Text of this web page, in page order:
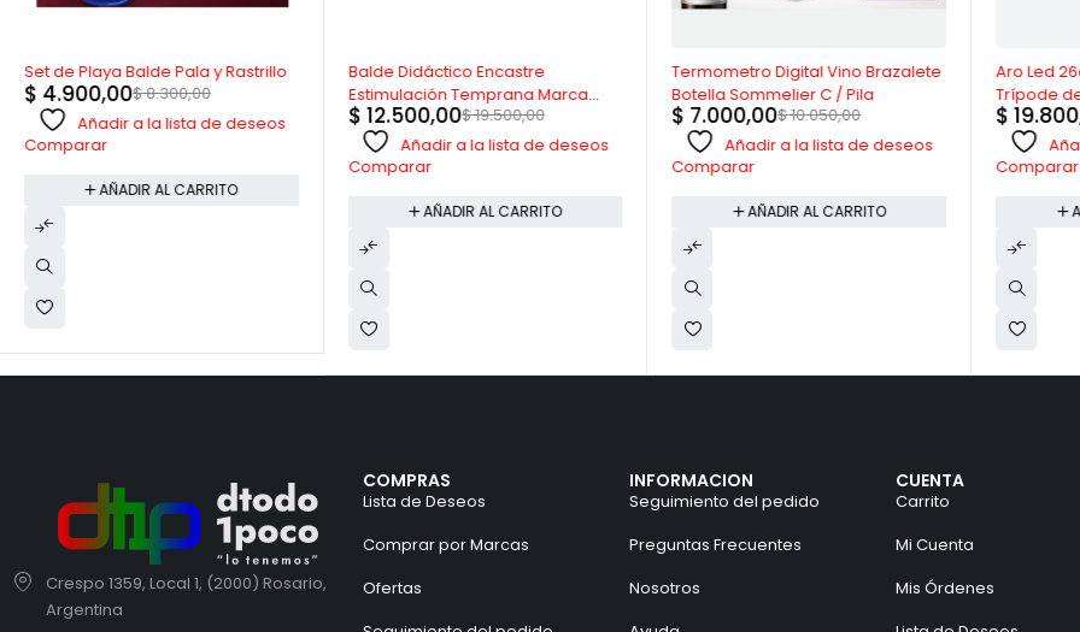
-41%
Set de Playa Balde Pala y Rastrillo
$8.300,00
$ 4.900,00
Añadir a la lista de deseos
Comparar
AÑADIR AL CARRITO
-36%
Balde Didáctico Encastre
Estimulación Temprana Marca
Risa
$19.500,00
$ 12.500,00
Añadir a la lista de deseos
Comparar
AÑADIR AL CARRITO
-30%
Termometro Digital Vino Brazalete
Botella Sommelier C / Pila
$10.050,00
$ 7.000,00
Añadir a la lista de deseos
Comparar
AÑADIR AL CARRITO
-29%
Aro Led
Trípode
$
Comparar
Crespo 1359, Local 1, (2000) Rosario,
Argentina
COMPRAS
Lista de Deseos
Comprar por Marcas
Ofertas
INFORMACION
Seguimiento del pedido
Preguntas Frecuentes
Nosotros
CUENTA
Carrito
Mi Cuenta
Mis Órdenes